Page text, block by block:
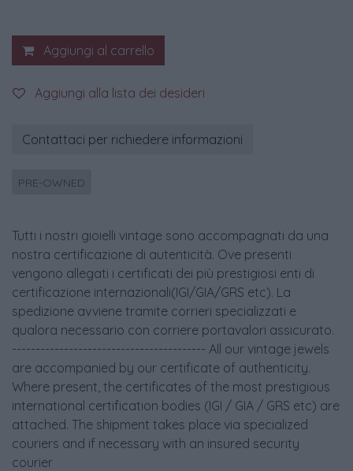
Aggiungi al carrello
Aggiungi alla lista dei desideri
Contattaci per richiedere informazioni
PRE-OWNED
Tutti i nostri gioielli vintage sono accompagnati da una
nostra certificazione di autenticità. Ove presenti
vengono allegati i certificati dei più prestigiosi enti di
certificazione internazionali(IGI/GIA/GRS etc). La
spedizione avviene tramite corrieri specializzati e
qualora necessario con corriere portavalori assicurato.
----------------------------------------- All our vintage jewels
are accompanied by our certificate of authenticity.
Where present, the certificates of the most prestigious
international certification bodies (IGI / GIA / GRS etc) are
attached. The shipment takes place via specialized
couriers and if necessary with an insured security
courier